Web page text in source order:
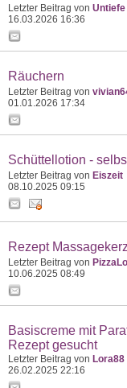
Letzter Beitrag von Untiefe
16.03.2026 16:36
Räuchern
Letzter Beitrag von
01.01.2026 17:34
Schüttellotion -
Letzter Beitrag von Eiszeit
08.10.2025 09:15
Rezept
Letzter Beitrag von
10.06.2025 08:49
Basiscreme mit
Rezept gesucht
Letzter Beitrag von Lora88
26.02.2025 22:16